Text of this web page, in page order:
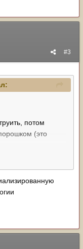
#3
потом
(это
химии)